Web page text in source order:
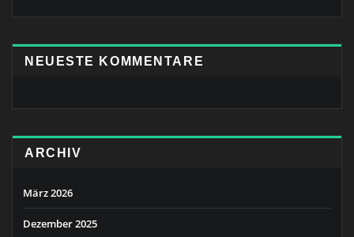
NEUESTE KOMMENTARE
ARCHIV
März 2026
Dezember 2025